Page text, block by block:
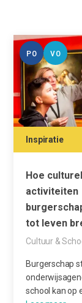
PO VO
Inspiratie
Hoe
activiteiten
tot leven
Cultuur &
Burgerschap
school kan op